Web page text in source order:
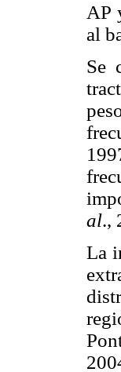
AP
al
Se
al.,
La